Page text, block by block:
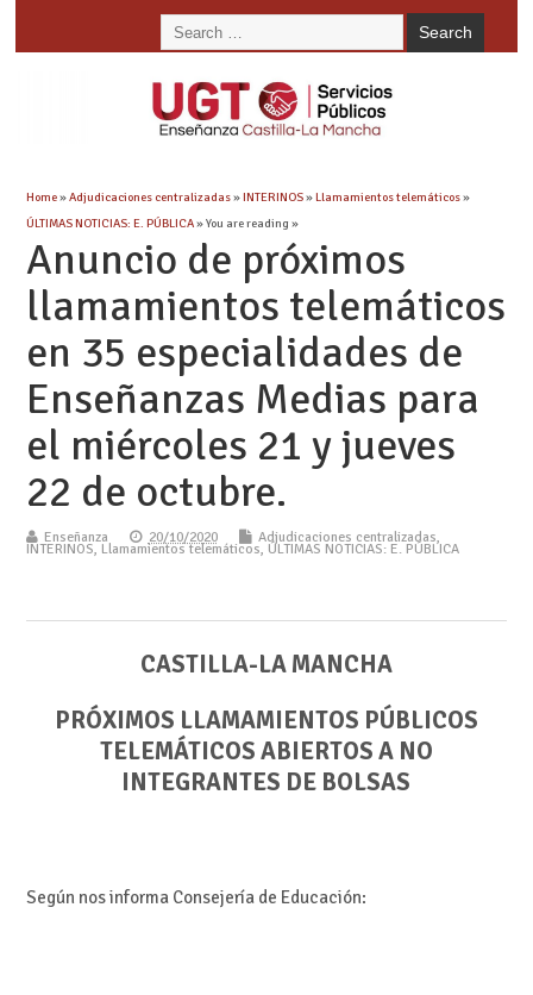
Home»Adjudicaciones centralizadas»INTERINOS»Llamamientos telemáticos»
ÚLTIMAS NOTICIAS: E. PÚBLICA» You are reading »
Anuncio de próximos
llamamientos telemáticos
en 35 especialidades de
Enseñanzas Medias para
el miércoles 21 y jueves
22 de octubre.
Enseñanza 20/10/2020 Adjudicaciones centralizadas,
INTERINOS, Llamamientos telemáticos, ÚLTIMAS NOTICIAS: E. PÚBLICA
CASTILLA-LA MANCHA
PRÓXIMOS LLAMAMIENTOS PÚBLICOS
TELEMÁTICOS ABIERTOS A NO
INTEGRANTES DE BOLSAS
Según nos informa Consejería de Educación: